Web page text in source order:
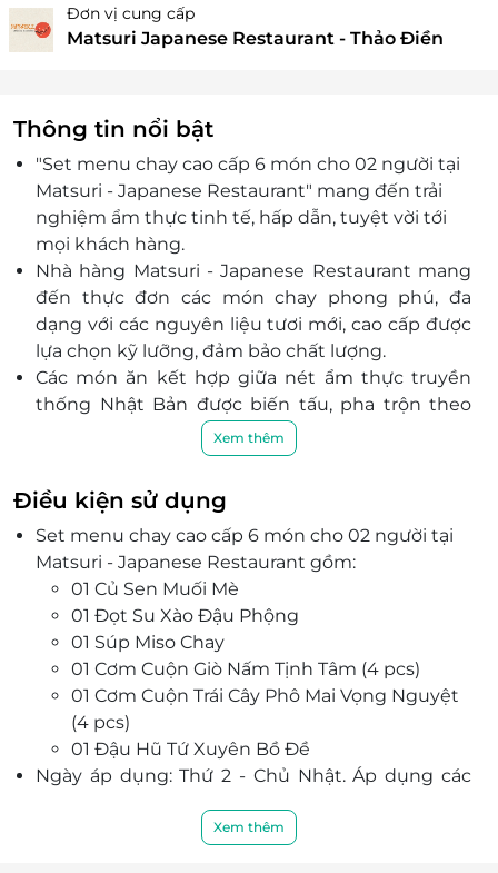
Đơn vị cung cấp
Matsuri Japanese Restaurant - Thảo Điền
Thông tin nổi bật
"Set menu chay cao cấp 6 món cho 02 người tại
Matsuri - Japanese Restaurant" mang đến trải
nghiệm ẩm thực tinh tế, hấp dẫn, tuyệt vời tới
mọi khách hàng.
Nhà hàng Matsuri - Japanese Restaurant mang
đến thực đơn các món chay phong phú, đa
dạng với các nguyên liệu tươi mới, cao cấp được
lựa chọn kỹ lưỡng, đảm bảo chất lượng.
Các món ăn kết hợp giữa nét ẩm thực truyền
thống Nhật Bản được biến tấu, pha trộn theo
khẩu vị của người Việt giúp bạn cảm nhận được
hương vị độc đáo vừa lạ lại vừa quen.
Không gian nhà hàng
được thiết kế ấm cúng, sang trọng mang nét
truyền thống Nhật Bản cùng đội ngũ nhân viên
chuyên nghiệp, chu đáo, nhiệt tình hứa hẹn sẽ
mang đến trải nghiệm ẩm thực đặc biệt trong
mùa rằm này.
Xem thêm
Điều kiện sử dụng
Set menu chay cao cấp 6 món cho 02 người tại
Matsuri - Japanese Restaurant gồm:
01 Củ Sen Muối Mè
01 Đọt Su Xào Đậu Phộng
01 Súp Miso Chay
01 Cơm Cuộn Giò Nấm Tịnh Tâm (4 pcs)
01 Cơm Cuộn Trái Cây Phô Mai Vọng Nguyệt
(4 pcs)
01 Đậu Hũ Tứ Xuyên Bồ Đề
Ngày áp dụng: Thứ 2 - Chủ Nhật. Áp dụng các
Giờ hoạt động 10h30 - 22h00.
Xem thêm